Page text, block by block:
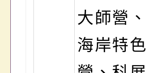
大師營
海岸特